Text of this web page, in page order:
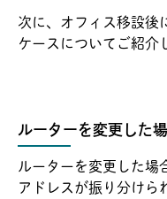
次に、オフィス移設後
ケースについてご紹介
ルーターを変更した
ルーターを変更した場
アドレスが振り分けら